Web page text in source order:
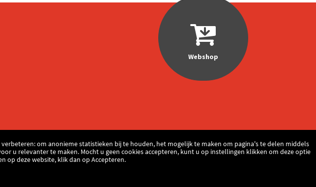
Webshop
om anonieme statistieken bij te houden, het mogelijk te maken om pagina's te delen middels
u relevanter te maken. Mocht u geen cookies accepteren, kunt u op instellingen klikken om deze optie
op deze website, klik dan op Accepteren.